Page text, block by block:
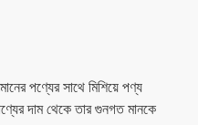
পণ্যের সাথে মিশিয়ে পণ্য
দাম থেকে তার গুনগত মানকে